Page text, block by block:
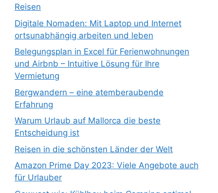
Reisen
Digitale Nomaden: Mit Laptop und Internet
ortsunabhängig arbeiten und leben
Belegungsplan in Excel für Ferienwohnungen
und Airbnb – Intuitive Lösung für Ihre
Vermietung
Bergwandern – eine atemberaubende
Erfahrung
Warum Urlaub auf Mallorca die beste
Entscheidung ist
Reisen in die schönsten Länder der Welt
Amazon Prime Day 2023: Viele Angebote auch
für Urlauber